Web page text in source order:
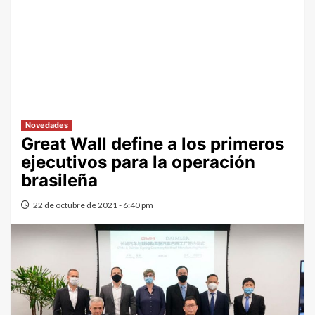
Novedades
Great Wall define a los primeros
ejecutivos para la operación
brasileña
22 de octubre de 2021 - 6:40 pm